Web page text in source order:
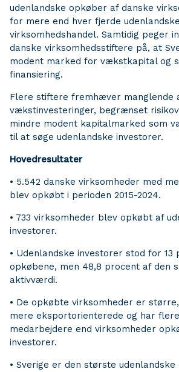
udenlandske opkøber af danske
for mere end hver fjerde udenlandske
virksomhedshandel. Samtidig peger
danske virksomhedsstiftere på, at
modent marked for vækstkapital og
finansiering.
Flere stiftere fremhæver manglende
vækstinvesteringer, begrænset
mindre modent kapitalmarked som
til at søge udenlandske investorer.
Hovedresultater
• 5.542 danske virksomheder med
blev opkøbt i perioden 2015-2024.
• 733 virksomheder blev opkøbt af
investorer.
• Udenlandske investorer stod for 13
opkøbene, men 48,8 procent af den
aktivværdi.
• De opkøbte virksomheder er
mere eksportorienterede og har
medarbejdere end virksomheder
investorer.
• Sverige er den største